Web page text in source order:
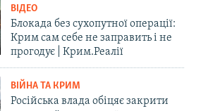
ВІДЕО
Блокада без сухопутної операції:
Крим сам себе не заправить і не
прогодує | Крим.Реалії
ВІЙНА ТА КРИМ
Російська влада обіцяє закрити